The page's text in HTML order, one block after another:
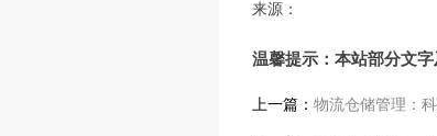
来源：
温馨提示：本站部分文
上一篇： 物流仓储管理：